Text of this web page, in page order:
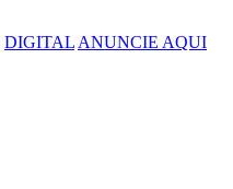
DIGITAL ANUNCIE AQUI